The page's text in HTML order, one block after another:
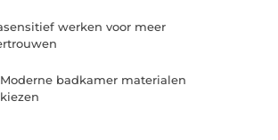
werken voor meer
Moderne badkamer materialen
kiezen